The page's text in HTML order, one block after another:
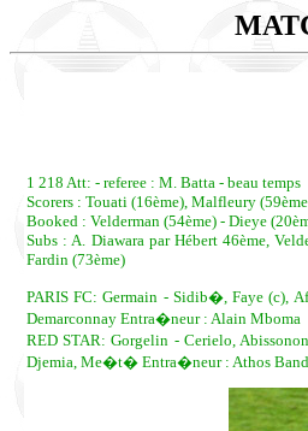
1 218 Att: - referee : M. Batta - beau temps
Scorers : Touati (16ème), Malfleury
Booked : Velderman (54ème) - Dieye
Subs : A. Diawara par Hébert 46ème,
Fardin (73ème)
PARIS FC: Germain - Sidib�, Faye (c),
Demarconnay Entra�neur : Alain Mboma
RED STAR: Gorgelin - Cerielo,
Djemia, Me�t� Entra�neur : Athos